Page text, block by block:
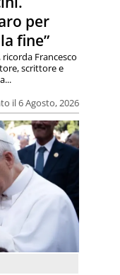
per
fine”
il 6 Agosto, 2026
ricorda Francesco
scrittore e